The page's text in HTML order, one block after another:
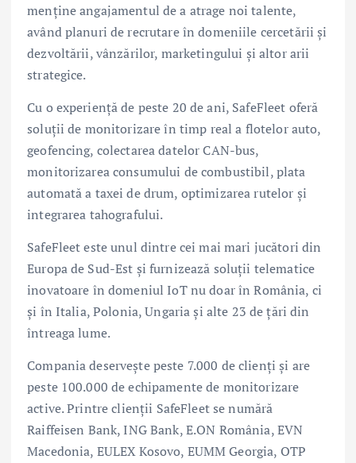
menține angajamentul de a atrage noi talente,
având planuri de recrutare în domeniile cercetării și
dezvoltării, vânzărilor, marketingului și altor arii
strategice.
Cu o experiență de peste 20 de ani, SafeFleet oferă
soluții de monitorizare în timp real a flotelor auto,
geofencing, colectarea datelor CAN-bus,
monitorizarea consumului de combustibil, plata
automată a taxei de drum, optimizarea rutelor și
integrarea tahografului.
SafeFleet este unul dintre cei mai mari jucători din
Europa de Sud-Est și furnizează soluții telematice
inovatoare în domeniul IoT nu doar în România, ci
și în Italia, Polonia, Ungaria și alte 23 de țări din
întreaga lume.
Compania deservește peste 7.000 de clienți și are
peste 100.000 de echipamente de monitorizare
active. Printre clienții SafeFleet se numără
Raiffeisen Bank, ING Bank, E.ON România, EVN
Macedonia, EULEX Kosovo, EUMM Georgia, OTP